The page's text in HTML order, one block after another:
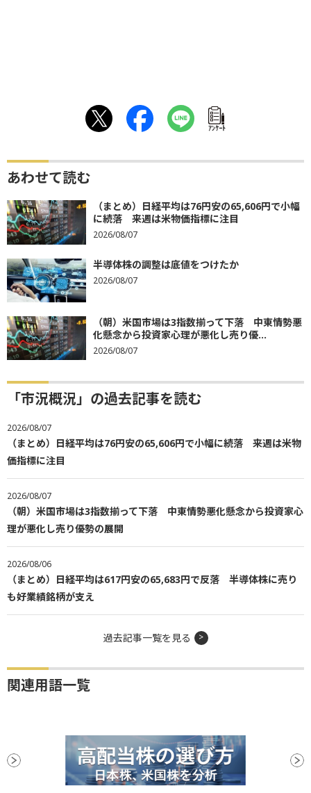
ｱﾝｹｰﾄ
あわせて読む
（まとめ）日経平均は76円安の65,606円で小幅
に続落 来週は米物価指標に注目
2026/08/07
半導体株の調整は底値をつけたか
2026/08/07
（朝）米国市場は3指数揃って下落 中東情勢悪
化懸念から投資家心理が悪化し売り優...
2026/08/07
「市況概況」の過去記事を読む
2026/08/07
（まとめ）日経平均は76円安の65,606円で小幅に続落 来週は米物
価指標に注目
2026/08/07
（朝）米国市場は3指数揃って下落 中東情勢悪化懸念から投資家心
理が悪化し売り優勢の展開
2026/08/06
（まとめ）日経平均は617円安の65,683円で反落 半導体株に売り
も好業績銘柄が支え
過去記事一覧を見る
関連用語一覧